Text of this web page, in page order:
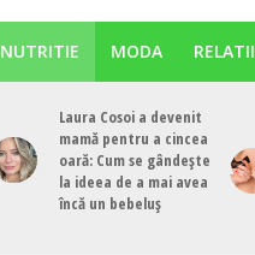
NUTRITIE MODA RELATII
Laura Cosoi a devenit
mamă pentru a cincea
oară: Cum se gândește
la ideea de a mai avea
încă un bebeluș